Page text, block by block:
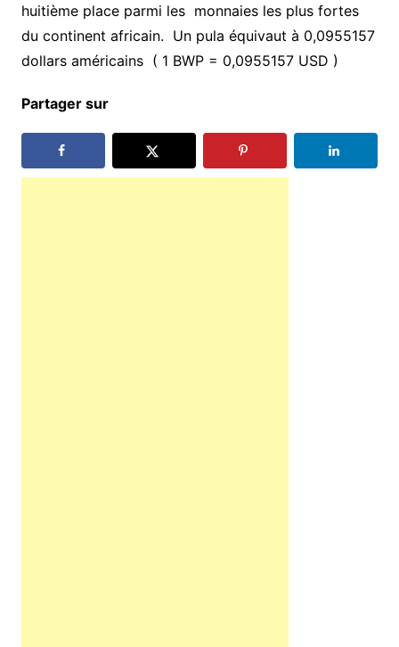
huitième place parmi les monnaies les plus fortes
du continent africain. Un pula équivaut à 0,0955157
dollars américains ( 1 BWP = 0,0955157 USD )
Partager sur